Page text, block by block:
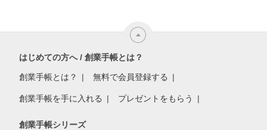
はじめての方へ / 創業手帳とは？
創業手帳とは？ 無料で会員登録する
創業手帳を手に入れる プレゼントをもらう
創業手帳シリーズ